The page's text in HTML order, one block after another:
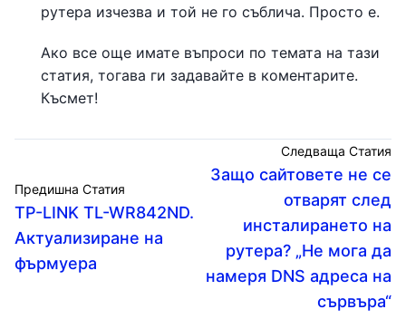
рутера изчезва и той не го съблича. Просто е.
Ако все още имате въпроси по темата на тази
статия, тогава ги задавайте в коментарите.
Късмет!
Предишна Статия
TP-LINK TL-WR842ND.
Актуализиране на
фърмуера
Следваща Статия
Защо сайтовете не се
отварят след
инсталирането на
рутера? „Не мога да
намеря DNS адреса на
сървъра“